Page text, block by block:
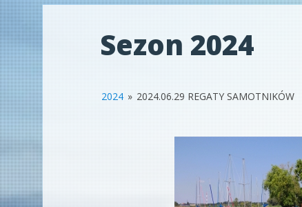
Sezon 2024
2024 » 2024.06.29 REGATY SAMOTNIKÓW